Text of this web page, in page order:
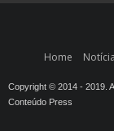
Home
Copyright © 2014 - 2019.
Conteúdo Press